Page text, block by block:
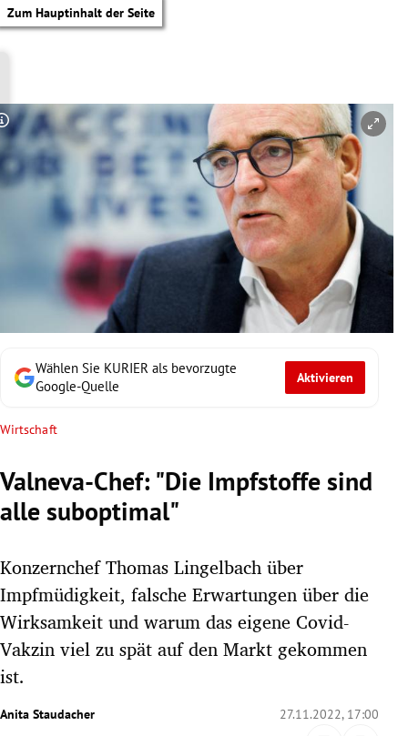
Zum Hauptinhalt der Seite
Untermenü
Untermenü
Untermenü
Untermenü
Untermenü
Untermenü
Untermenü
Untermenü
Wählen Sie KURIER als bevorzugte
Google-Quelle
Aktivieren
Wirtschaft
Valneva-Chef: "Die Impfstoffe sind
alle suboptimal"
Konzernchef Thomas Lingelbach über
Impfmüdigkeit, falsche Erwartungen über die
Wirksamkeit und warum das eigene Covid-
Vakzin viel zu spät auf den Markt gekommen
ist.
Anita Staudacher 27.11.2022, 17:00
Copyright-Hinweis öffnen/schließen